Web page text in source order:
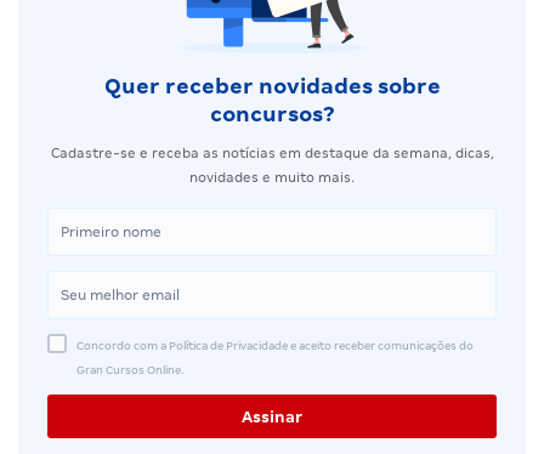
Quer receber novidades sobre
concursos?
Cadastre-se e receba as notícias em destaque da semana, dicas,
novidades e muito mais.
Concordo com a Política de Privacidade e aceito receber comunicações do
Gran Cursos Online.